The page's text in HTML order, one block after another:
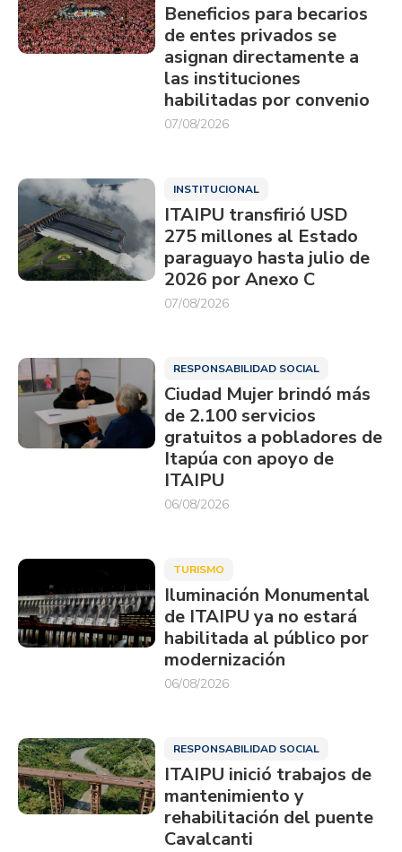
Beneficios para becarios
de entes privados se
asignan directamente a
las instituciones
habilitadas por convenio
07/08/2026
INSTITUCIONAL
ITAIPU transfirió USD
275 millones al Estado
paraguayo hasta julio de
2026 por Anexo C
07/08/2026
RESPONSABILIDAD SOCIAL
Ciudad Mujer brindó más
de 2.100 servicios
gratuitos a pobladores de
Itapúa con apoyo de
ITAIPU
06/08/2026
TURISMO
Iluminación Monumental
de ITAIPU ya no estará
habilitada al público por
modernización
06/08/2026
RESPONSABILIDAD SOCIAL
ITAIPU inició trabajos de
mantenimiento y
rehabilitación del puente
Cavalcanti